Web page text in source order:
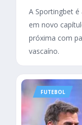
A Sportingbet
em novo
próxima com
vascaíno.
FUTEBOL